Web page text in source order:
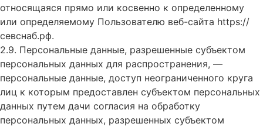
относящаяся прямо или косвенно к определенному
или определяемому Пользователю веб-сайта https://
севснаб.рф.
2.9. Персональные данные, разрешенные субъектом
персональных данных для распространения, —
персональные данные, доступ неограниченного круга
лиц к которым предоставлен субъектом персональных
данных путем дачи согласия на обработку
персональных данных, разрешенных субъектом